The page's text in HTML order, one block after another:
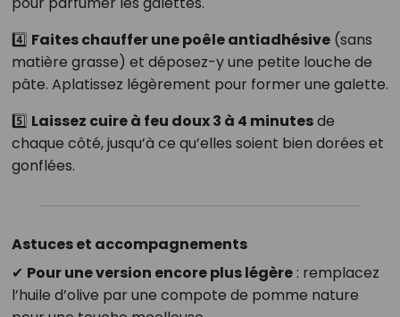
4️⃣ Faites chauffer une poêle antiadhésive(sans
matière grasse) et déposez-y une petite louche de
pâte. Aplatissez légèrement pour former une galette.
5️⃣ Laissez cuire à feu doux 3 à 4 minutesde
chaque côté, jusqu’à ce qu’elles soient bien dorées et
gonflées.
Astuces et accompagnements
✔ Pour une version encore plus légère: remplacez
l’huile d’olive par une compote de pomme nature